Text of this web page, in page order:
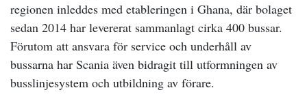
regionen inleddes med etableringen i Ghana, där bolaget
sedan 2014 har levererat sammanlagt cirka 400 bussar.
Förutom att ansvara för service och underhåll av
bussarna har Scania även bidragit till utformningen av
busslinjesystem och utbildning av förare.